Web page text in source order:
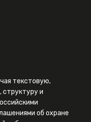
текстовую,
и
об охране